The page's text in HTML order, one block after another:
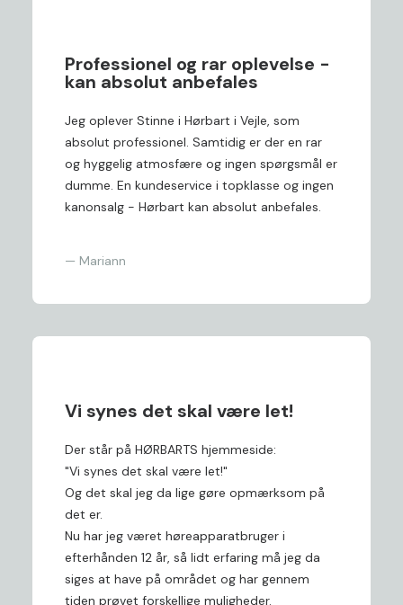
Professionel og rar oplevelse -
kan absolut anbefales
Jeg oplever Stinne i Hørbart i Vejle, som
absolut professionel. Samtidig er der en rar
og hyggelig atmosfære og ingen spørgsmål er
dumme. En kundeservice i topklasse og ingen
kanonsalg - Hørbart kan absolut anbefales.
— Mariann
Vi synes det skal være let!
Der står på HØRBARTS hjemmeside:
"Vi synes det skal være let!"
Og det skal jeg da lige gøre opmærksom på
det er.
Nu har jeg været høreapparatbruger i
efterhånden 12 år, så lidt erfaring må jeg da
siges at have på området og har gennem
tiden prøvet forskellige muligheder.